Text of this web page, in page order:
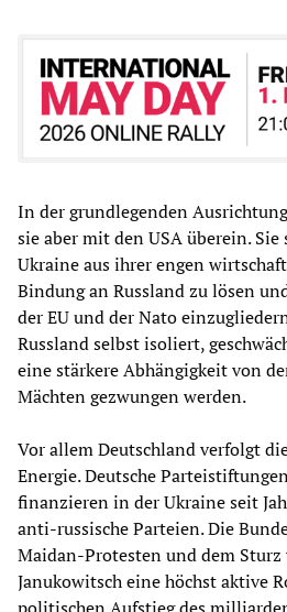
In der grundlegenden
sie aber mit den USA überein.
Ukraine aus ihrer engen
Bindung an Russland zu lösen
der EU und der Nato
Russland selbst isoliert,
eine stärkere Abhängigkeit von
Mächten gezwungen werden.
Vor allem Deutschland verfolgt
Energie. Deutsche
finanzieren in der Ukraine seit
anti-russische Parteien. Die
Maidan-Protesten und dem
Janukowitsch eine höchst aktive